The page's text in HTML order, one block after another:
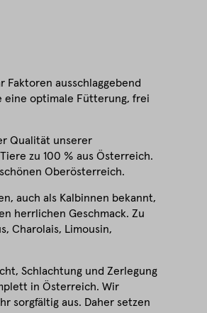
ausschlaggebend
eine optimale Fütterung, frei
Qualität unserer
zu 100 % aus Österreich.
Oberösterreich.
auch als Kalbinnen bekannt,
herrlichen Geschmack. Zu
Charolais, Limousin,
Schlachtung und Zerlegung
in Österreich. Wir
sorgfältig aus. Daher setzen